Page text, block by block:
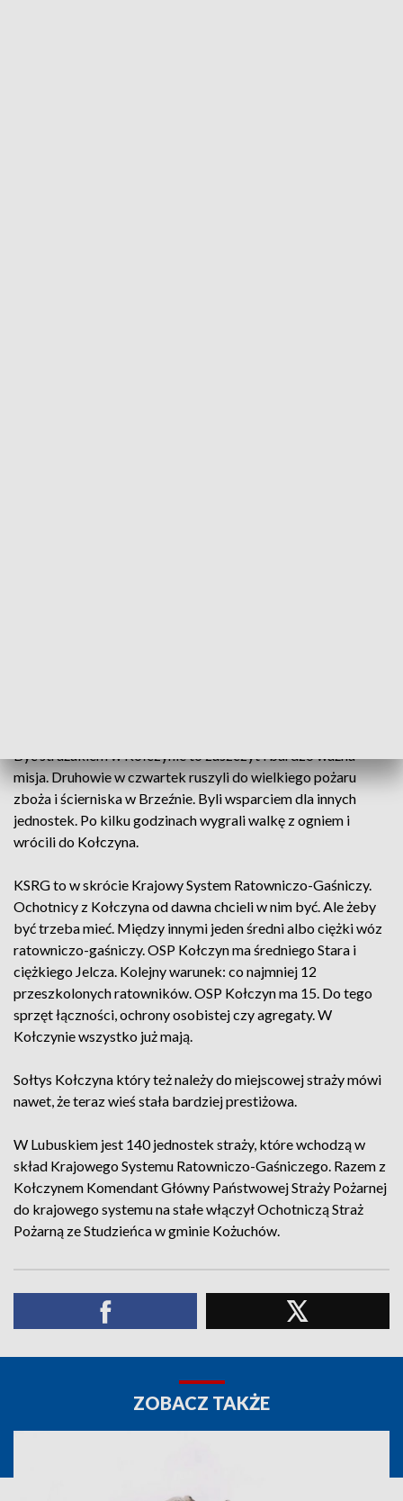
Być strażakiem w Kołczynie to zaszczyt i bardzo ważna
misja. Druhowie w czwartek ruszyli do wielkiego pożaru
zboża i ścierniska w Brzeźnie. Byli wsparciem dla innych
jednostek. Po kilku godzinach wygrali walkę z ogniem i
wrócili do Kołczyna.
KSRG to w skrócie Krajowy System Ratowniczo-Gaśniczy.
Ochotnicy z Kołczyna od dawna chcieli w nim być. Ale żeby
być trzeba mieć. Między innymi jeden średni albo ciężki wóz
ratowniczo-gaśniczy. OSP Kołczyn ma średniego Stara i
ciężkiego Jelcza. Kolejny warunek: co najmniej 12
przeszkolonych ratowników. OSP Kołczyn ma 15. Do tego
sprzęt łączności, ochrony osobistej czy agregaty. W
Kołczynie wszystko już mają.
Sołtys Kołczyna który też należy do miejscowej straży mówi
nawet, że teraz wieś stała bardziej prestiżowa.
W Lubuskiem jest 140 jednostek straży, które wchodzą w
skład Krajowego Systemu Ratowniczo-Gaśniczego. Razem z
Kołczynem Komendant Główny Państwowej Straży Pożarnej
do krajowego systemu na stałe włączył Ochotniczą Straż
Pożarną ze Studzieńca w gminie Kożuchów.
ZOBACZ TAKŻE